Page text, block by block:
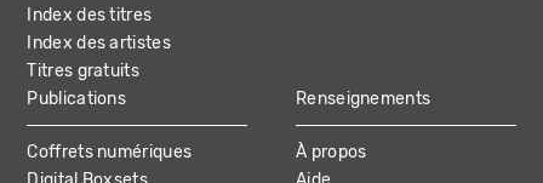
Index des titres
Index des artistes
Titres gratuits
Publications
Coffrets numériques
Renseignements
À propos